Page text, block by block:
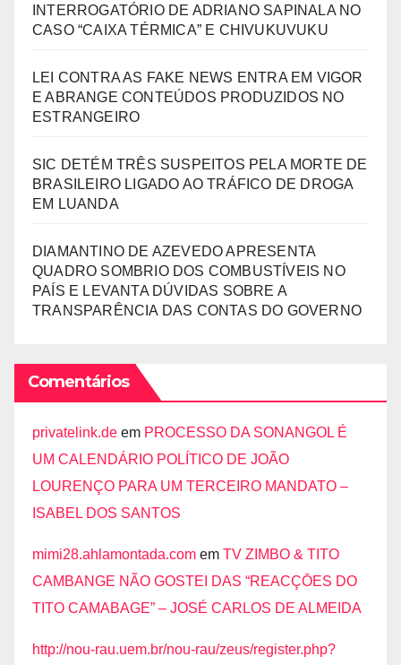
INTERROGATÓRIO DE ADRIANO SAPINALA NO
CASO “CAIXA TÉRMICA” E CHIVUKUVUKU
LEI CONTRA AS FAKE NEWS ENTRA EM VIGOR
E ABRANGE CONTEÚDOS PRODUZIDOS NO
ESTRANGEIRO
SIC DETÉM TRÊS SUSPEITOS PELA MORTE DE
BRASILEIRO LIGADO AO TRÁFICO DE DROGA
EM LUANDA
DIAMANTINO DE AZEVEDO APRESENTA
QUADRO SOMBRIO DOS COMBUSTÍVEIS NO
PAÍS E LEVANTA DÚVIDAS SOBRE A
TRANSPARÊNCIA DAS CONTAS DO GOVERNO
Comentários
privatelink.de em PROCESSO DA SONANGOL É
UM CALENDÁRIO POLÍTICO DE JOÃO
LOURENÇO PARA UM TERCEIRO MANDATO –
ISABEL DOS SANTOS
mimi28.ahlamontada.com em TV ZIMBO & TITO
CAMBANGE NÃO GOSTEI DAS “REACÇŌES DO
TITO CAMABAGE” – JOSÉ CARLOS DE ALMEIDA
http://nou-rau.uem.br/nou-rau/zeus/register.php?